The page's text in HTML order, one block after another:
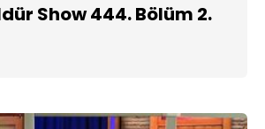
Show 444. Bölüm 2.